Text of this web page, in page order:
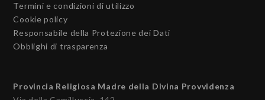
Termini e condizioni di utilizzo
Cookie policy
Responsabile della Protezione dei Dati
Obblighi di trasparenza
Provincia Religiosa Madre della Divina Provvidenza